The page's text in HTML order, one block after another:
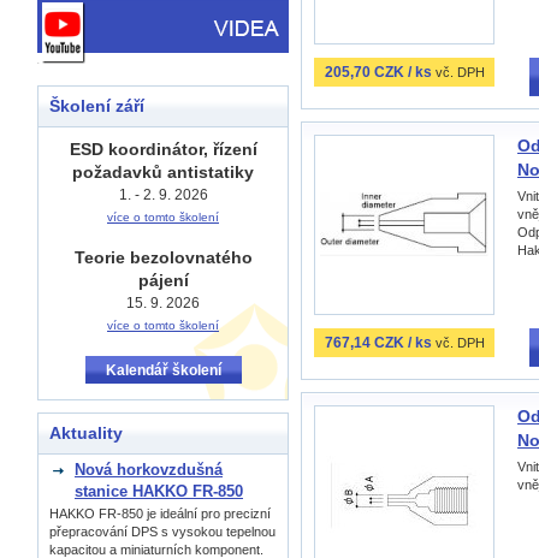
205,70 CZK / ks vč. DPH
767,14 CZK / ks vč. DPH
Školení září
ESD koordinátor, řízení
požadavků antistatiky
1. - 2. 9. 2026
více o tomto školení
Teorie bezolovnatého
pájení
15. 9. 2026
více o tomto školení
Kalendář školení
Aktuality
Nová horkovzdušná
stanice HAKKO FR-850
HAKKO FR-850 je ideální pro precizní
přepracování DPS s vysokou tepelnou
kapacitou a miniaturních komponent.